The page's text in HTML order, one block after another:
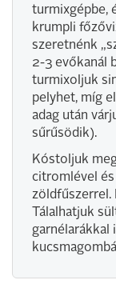
turmixgépbe,
krumpli
szeretnénk
2-3 evőkanál
turmixoljuk
pelyhet, míg
adag után
sűrűsödik).
Kóstoljuk
citromlével és
zöldfűszerrel.
Tálalhatjuk
garnélarákkal